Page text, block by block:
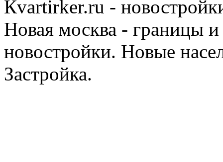
Кvartirker.ru -
Новая москва - границы
новостройки. Новые
Застройка.